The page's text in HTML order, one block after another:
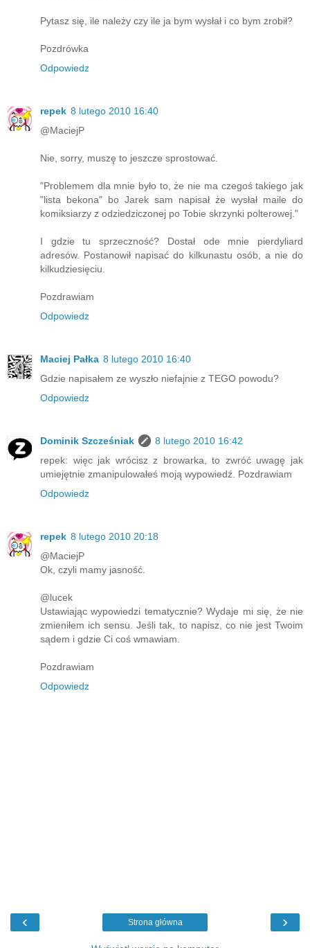
Pytasz się, ile należy czy ile ja bym wysłał i co bym zrobił?
Pozdrówka
Odpowiedz
repek 8 lutego 2010 16:40
@MaciejP
Nie, sorry, muszę to jeszcze sprostować.
"Problemem dla mnie było to, że nie ma czegoś takiego jak
"lista bekona" bo Jarek sam napisał że wysłał maile do
komiksiarzy z odziedziczonej po Tobie skrzynki polterowej."
I gdzie tu sprzeczność? Dostał ode mnie pierdyliard
adresów. Postanowił napisać do kilkunastu osób, a nie do
kilkudziesięciu.
Pozdrawiam
Odpowiedz
Maciej Pałka 8 lutego 2010 16:40
Gdzie napisałem ze wyszło niefajnie z TEGO powodu?
Odpowiedz
Dominik Szcześniak
8 lutego 2010 16:42
repek: więc jak wrócisz z browarka, to zwróć uwagę jak
umiejętnie zmanipulowałeś moją wypowiedź. Pozdrawiam
Odpowiedz
repek 8 lutego 2010 20:18
@MaciejP
Ok, czyli mamy jasność.
@lucek
Ustawiając wypowiedzi tematycznie? Wydaje mi się, że nie
zmieniłem ich sensu. Jeśli tak, to napisz, co nie jest Twoim
sądem i gdzie Ci coś wmawiam.
Pozdrawiam
Odpowiedz
‹ ›
Strona główna